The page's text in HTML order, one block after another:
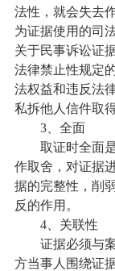
法性，就会失去
为证据使用的司
关于民事诉讼证
法律禁止性规定
法权益和违反法
私拆他人信件取
3 、全面
取证时全面
作取舍，对证据
据的完整性，削
反的作用。
4 、关联性
证据必须与
方当事人围绕证